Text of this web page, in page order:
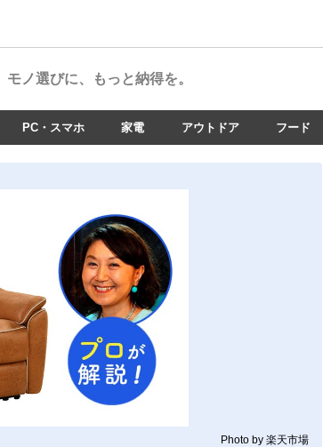
モノ選びに、もっと納得を。
PC・スマホ 家電 アウトドア フード
Photo by 楽天市場